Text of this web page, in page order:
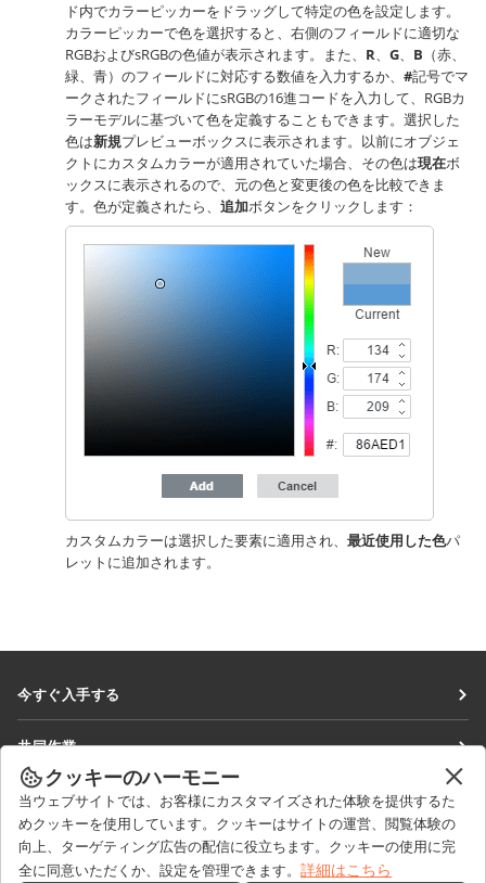
ド内でカラーピッカーをドラッグして特定の色を設定します。
カラーピッカーで色を選択すると、右側のフィールドに適切な
RGBおよびsRGBの色値が表示されます。また、 R、 G、 B （赤、
緑、青）のフィールドに対応する数値を入力するか、 #記号でマ
ークされたフィールドにsRGBの16進コードを入力して、RGBカ
ラーモデルに基づいて色を定義することもできます。選択した
色は新規プレビューボックスに表示されます。以前にオブジェ
クトにカスタムカラーが適用されていた場合、その色は現在ボ
ックスに表示されるので、元の色と変更後の色を比較できま
す。色が定義されたら、 追加ボタンをクリックします：
カスタムカラーは選択した要素に適用され、 最近使用した色パ
レットに追加されます。
今すぐ入手する
DocSpace
Workspace
コネクター
デスクトップアプリ
共同作業
貢献者向け
翻訳者向け
インフルエンサー向け
ニュースを見る
ブログ
ヘルプを得る
クッキーのハーモニー
当ウェブサイトでは、お客様にカスタマイズされた体験を提供するた
めクッキーを使用しています。クッキーはサイトの運営、閲覧体験の
向上、ターゲティング広告の配信に役立ちます。クッキーの使用に完
全に同意いただくか、設定を管理できます。 詳細はこちら